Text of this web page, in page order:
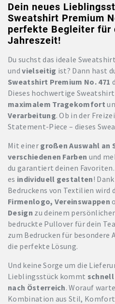
Dein neues
Sweatshirt Premium
perfekte Begleiter für
Jahreszeit!
Du suchst das ideale
undvielseitig ist? Dann hast
Sweatshirt Premium No. 471
Dieses hochwertige
maximalem Tragekomfort
Verarbeitung. Ob in der
Statement-Piece – dieses
Mit einer großen Auswahl an
verschiedenen Farben und
du garantiert deinen
es individuell gestalten!
Bedruckens von Textilien wird
Firmenlogo, Vereinswappen
Design zu deinem
bedruckte Pullover für dein
zum Bedrucken für besondere
die perfekte Lösung.
Und keine Sorge um die
Lieblingsstück kommt
nach Österreich. Worauf
Kombination aus Stil,